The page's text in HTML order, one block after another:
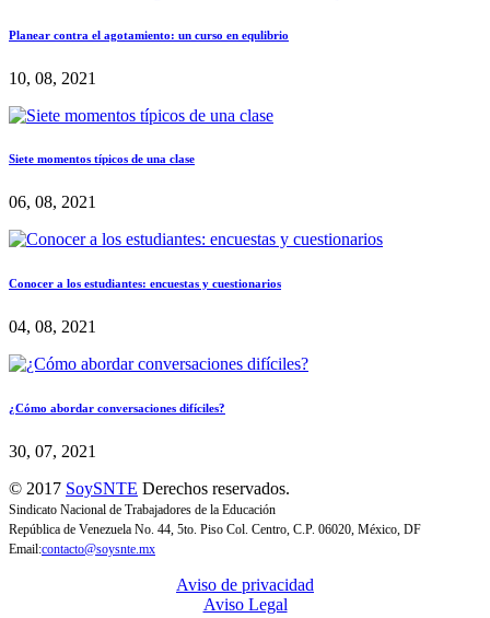
Planear contra el agotamiento: un curso en equlibrio
10, 08, 2021
Siete momentos típicos de una clase
06, 08, 2021
Conocer a los estudiantes: encuestas y cuestionarios
04, 08, 2021
¿Cómo abordar conversaciones difíciles?
30, 07, 2021
© 2017 SoySNTE Derechos reservados.
Sindicato Nacional de Trabajadores de la Educación
República de Venezuela No. 44, 5to. Piso Col. Centro, C.P. 06020, México, DF
Email:contacto@soysnte.mx
Aviso de privacidad
Aviso Legal